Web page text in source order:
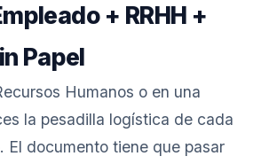
+ RRHH +
Papel
Humanos o en una
la pesadilla logística de cada
El documento tiene que pasar